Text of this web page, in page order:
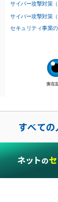
サイバー攻撃対策
サイバー攻撃対策（
セキュリティ事業